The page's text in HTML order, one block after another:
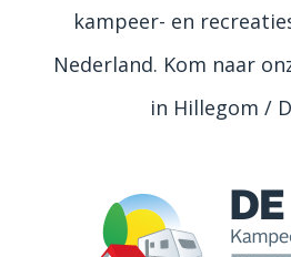
kampeer- en
Nederland. Kom naar
in Hillegom /